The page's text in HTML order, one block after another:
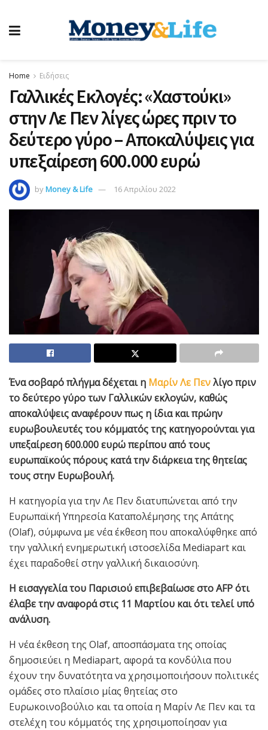
Home Ειδήσεις
Γαλλικές Εκλογές: «Χαστούκι»
στην Λε Πεν λίγες ώρες πριν το
δεύτερο γύρο – Αποκαλύψεις για
υπεξαίρεση 600.000 ευρώ
byMoney & Life 16 Απριλίου 2022
Ένα σοβαρό πλήγμα δέχεται η Μαρίν Λε Πενλίγο πριν
το δεύτερο γύρο των Γαλλικών εκλογών, καθώς
αποκαλύψεις αναφέρουν πως η ίδια και πρώην
ευρωβουλευτές του κόμματός της κατηγορούνται για
υπεξαίρεση 600.000 ευρώ περίπου από τους
ευρωπαϊκούς πόρους κατά την διάρκεια της θητείας
τους στην Ευρωβουλή.
Η κατηγορία για την Λε Πεν διατυπώνεται από την
Ευρωπαϊκή Υπηρεσία Καταπολέμησης της Απάτης
(Olaf), σύμφωνα με νέα έκθεση που αποκαλύφθηκε από
την γαλλική ενημερωτική ιστοσελίδα Mediapart και
έχει παραδοθεί στην γαλλική δικαιοσύνη.
Η εισαγγελία του Παρισιού επιβεβαίωσε στο AFP ότι
έλαβε την αναφορά στις 11 Μαρτίου και ότι τελεί υπό
ανάλυση.
Η νέα έκθεση της Olaf, αποσπάσματα της οποίας
δημοσιεύει η Mediapart, αφορά τα κονδύλια που
έχουν την δυνατότητα να χρησιμοποιήσουν πολιτικές
ομάδες στο πλαίσιο μίας θητείας στο
Ευρωκοινοβούλιο και τα οποία η Μαρίν Λε Πεν και τα
στελέχη του κόμματός της χρησιμοποίησαν για